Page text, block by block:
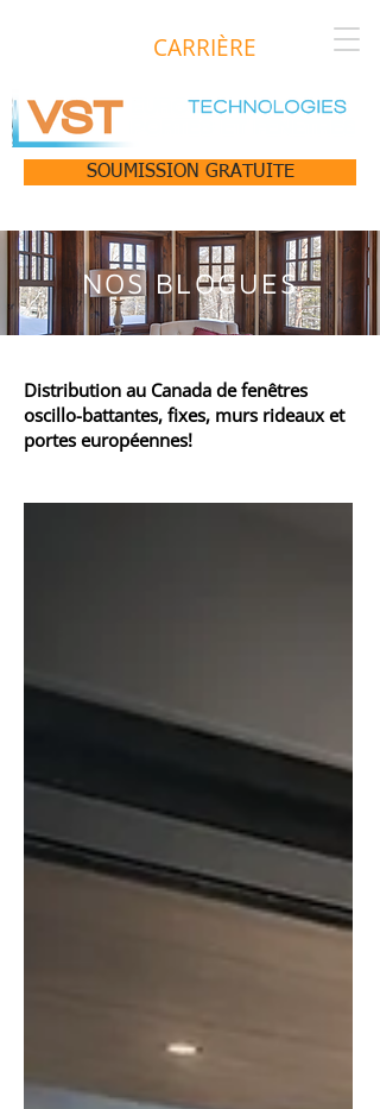
CARRIÈRE
SOUMISSION GRATUITE
NOS BLOGUES
Distribution au Canada de fenêtres
oscillo-battantes, fixes, murs rideaux et
portes européennes!